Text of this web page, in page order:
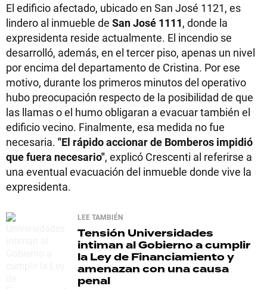
El edificio afectado, ubicado en San José 1121, es
lindero al inmueble de San José 1111, donde la
expresidenta reside actualmente. El incendio se
desarrolló, además, en el tercer piso, apenas un nivel
por encima del departamento de Cristina. Por ese
motivo, durante los primeros minutos del operativo
hubo preocupación respecto de la posibilidad de que
las llamas o el humo obligaran a evacuar también el
edificio vecino. Finalmente, esa medida no fue
necesaria. "El rápido accionar de Bomberos impidió
que fuera necesario", explicó Crescenti al referirse a
una eventual evacuación del inmueble donde vive la
expresidenta.
LEE TAMBIÉN
Tensión Universidades
intiman al Gobierno a cumplir
la Ley de Financiamiento y
amenazan con una causa
penal